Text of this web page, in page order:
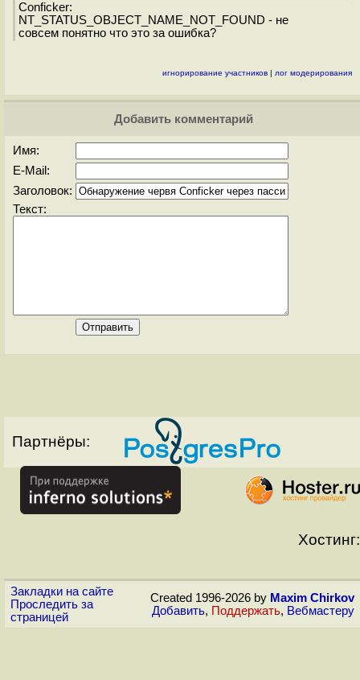
Conficker:
NT_STATUS_OBJECT_NAME_NOT_FOUND - не
совсем понятно что это за ошибка?
игнорирование участников | лог модерирования
Добавить комментарий
Имя:
E-Mail:
Заголовок:
Текст:
Партнёры:
Хостинг:
Закладки на сайте
Проследить за
страницей
Created 1996-2026 by Maxim Chirkov
Добавить, Поддержать, Вебмастеру